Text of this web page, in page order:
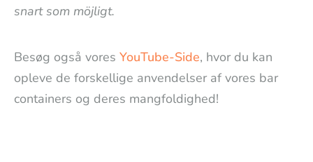
snart som möjligt.
Besøg også vores YouTube-Side, hvor du kan
opleve de forskellige anvendelser af vores bar
containers og deres mangfoldighed!